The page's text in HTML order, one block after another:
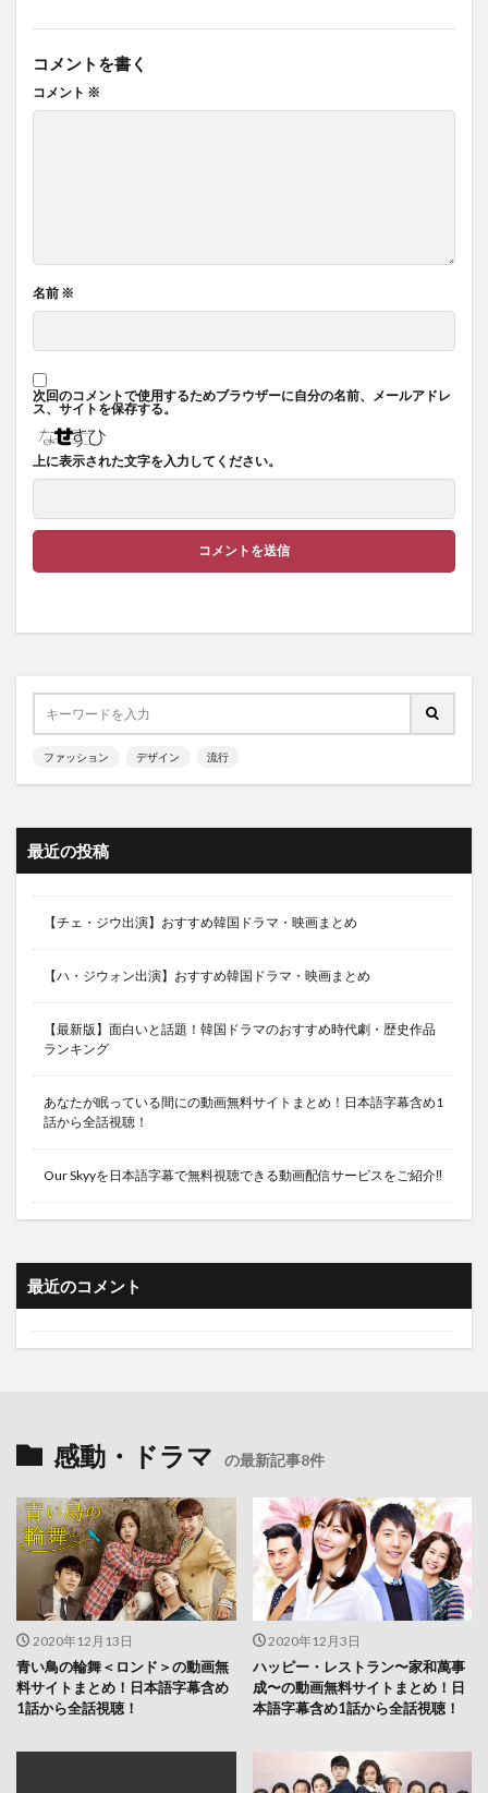
コメントを書く
コメント ※
名前 ※
次回のコメントで使用するためブラウザーに自分の名前、メールアドレ
ス、サイトを保存する。
上に表示された文字を入力してください。
ファッション デザイン 流行
最近の投稿
【チェ・ジウ出演】おすすめ韓国ドラマ・映画まとめ
【ハ・ジウォン出演】おすすめ韓国ドラマ・映画まとめ
【最新版】面白いと話題！韓国ドラマのおすすめ時代劇・歴史作品
ランキング
あなたが眠っている間にの動画無料サイトまとめ！日本語字幕含め1
話から全話視聴！
Our Skyyを日本語字幕で無料視聴できる動画配信サービスをご紹介‼
最近のコメント
感動・ドラマ の最新記事8件
2020年12月13日
青い鳥の輪舞＜ロンド＞の動画無
料サイトまとめ！日本語字幕含め
1話から全話視聴！
2020年12月3日
ハッピー・レストラン〜家和萬事
成〜の動画無料サイトまとめ！日
本語字幕含め1話から全話視聴！